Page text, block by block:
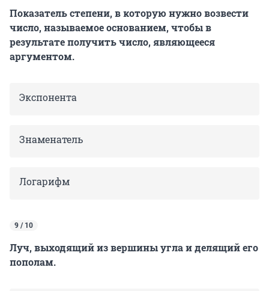
Показатель степени, в которую нужно возвести
число, называемое основанием, чтобы в
результате получить число, являющееся
аргументом.
Экспонента
Знаменатель
Логарифм
9 / 10
Луч, выходящий из вершины угла и делящий его
пополам.